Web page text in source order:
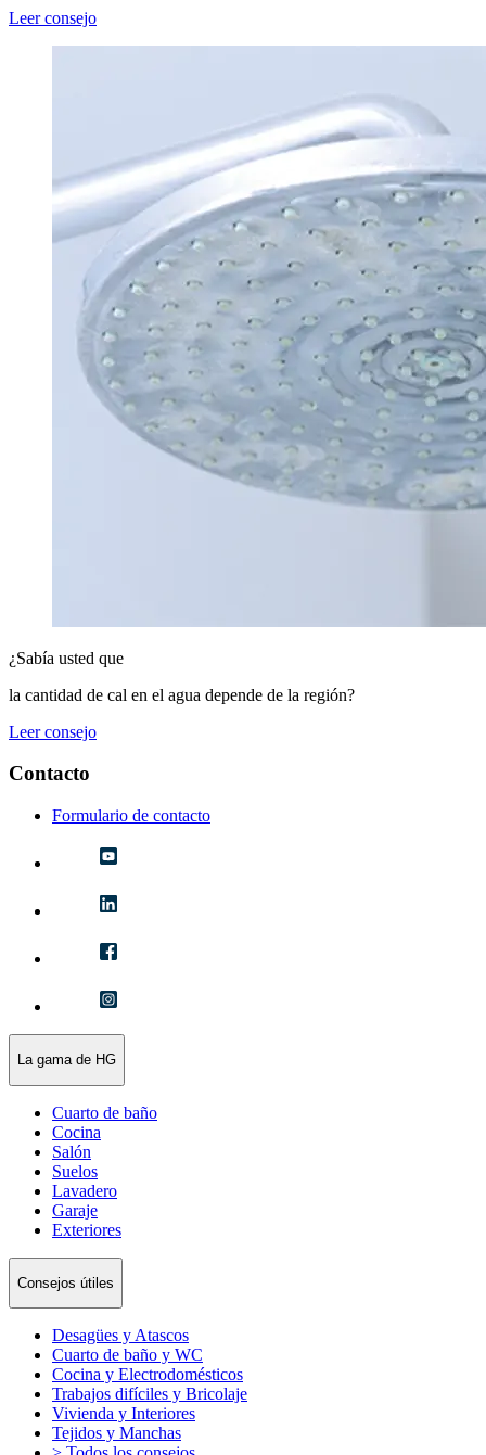
Leer consejo
¿Sabía usted que
la cantidad de cal en el agua depende de la región?
Leer consejo
Contacto
Formulario de contacto
La gama de HG
Cuarto de baño
Cocina
Salón
Suelos
Lavadero
Garaje
Exteriores
Consejos útiles
Desagües y Atascos
Cuarto de baño y WC
Cocina y Electrodomésticos
Trabajos difíciles y Bricolaje
Vivienda y Interiores
Tejidos y Manchas